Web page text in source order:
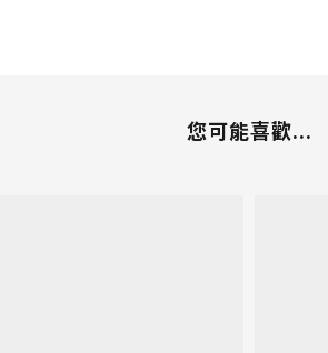
您可能喜歡...